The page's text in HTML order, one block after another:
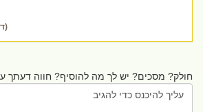
חולק? מסכים? יש לך מה להוסיף? חווה דעתך על